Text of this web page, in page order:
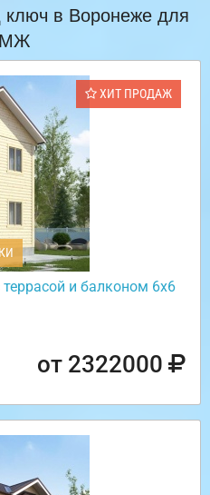
в Воронеже для
ХИТ ПРОДАЖ
и балконом 6х6
от 2322000